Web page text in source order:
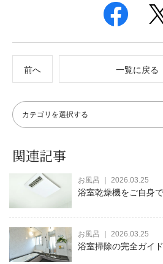
前へ 一覧に戻る
関連記事
お風呂 ｜ 2026.03.25
浴室乾燥機をご自身
お風呂 ｜ 2026.03.25
浴室掃除の完全ガイ